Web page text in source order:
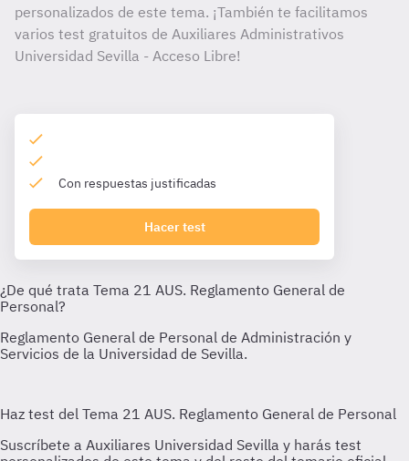
personalizados de este tema. ¡También te facilitamos
varios test gratuitos de Auxiliares Administrativos
Universidad Sevilla - Acceso Libre!
Con respuestas justificadas
Hacer test